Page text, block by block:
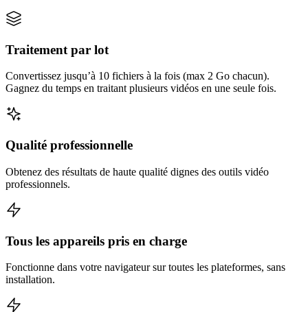
Traitement par lot
Convertissez jusqu’à 10 fichiers à la fois (max 2 Go chacun).
Gagnez du temps en traitant plusieurs vidéos en une seule fois.
Qualité professionnelle
Obtenez des résultats de haute qualité dignes des outils vidéo
professionnels.
Tous les appareils pris en charge
Fonctionne dans votre navigateur sur toutes les plateformes, sans
installation.